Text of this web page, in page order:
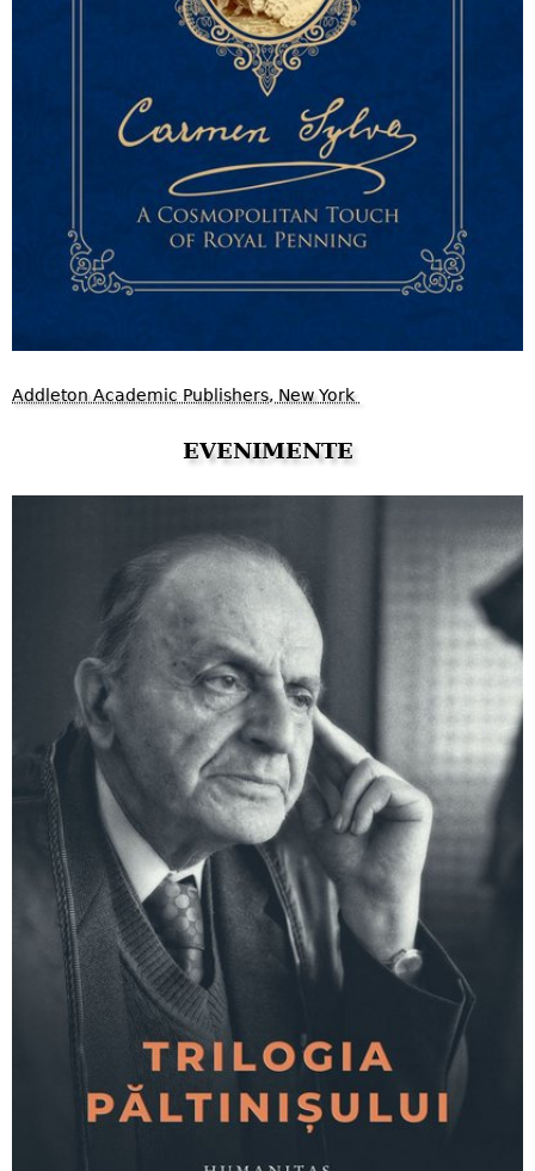
Addleton Academic Publishers, New York
EVENIMENTE